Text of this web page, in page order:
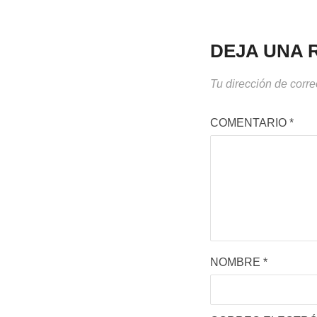
DEJA UNA
Tu dirección de
COMENTARIO *
NOMBRE *